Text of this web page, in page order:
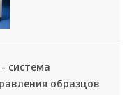
система
образцов